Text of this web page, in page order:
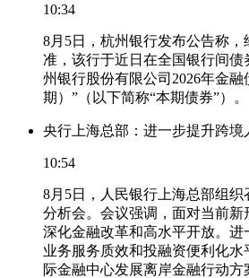
10:34
8月5日，杭州银行发布公告称
准，该行于近日在全国银行间债
州银行股份有限公司2026年金融
期）”（以下简称“本期债券”）。
央行上海总部：进一步提升跨境
10:54
8月5日，人民银行上海总部组
分析会。会议强调，面对当前新
深化金融改革和高水平开放。进
业务服务质效和投融资便利化水
际金融中心发展离岸金融行动